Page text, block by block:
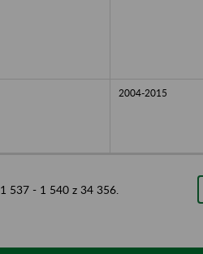
2004-2015
1 537 - 1 540 z 34 356.